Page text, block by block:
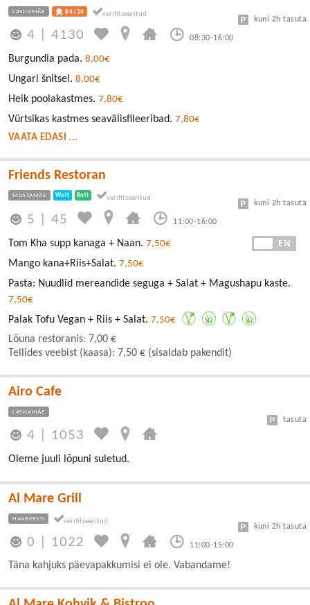
LASNAMÄE 84/34
4 |4130 08:30-16:00
kuni 2h tasuta
Burgundia pada. 8,00€
Ungari šnitsel. 8,00€
Heik poolakastmes. 7,80€
Vürtsikas kastmes seavälisfileeribad. 7,80€
VAATA EDASI ...
Friends Restoran
MUSTAMÄE Wolt Bolt
5 |45 11:00-16:00
kuni 2h tasuta
EN
Tom Kha supp kanaga + Naan. 7,50€
Mango kana+Riis+Salat. 7,50€
Pasta: Nuudlid mereandide seguga + Salat + Magushapu kaste.
7,50€
Palak Tofu Vegan + Riis + Salat. 7,50€
Lõuna restoranis: 7,00 €
Tellides veebist (kaasa): 7,50 € (sisaldab pakendit)
Airo Cafe
LASNAMÄE
4 1053
tasuta
Oleme juuli lõpuni suletud.
Al Mare Grill
HAABERSTI
0 1022 11:00-15:00
kuni 2h tasuta
Täna kahjuks päevapakkumisi ei ole. Vabandame!